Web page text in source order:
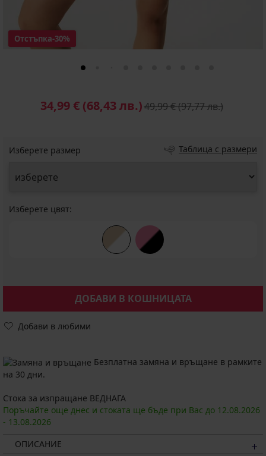
Отстъпка-30%
34,99 € (68,43 лв.)49,99 €(97,77 лв.)
Изберете размер Таблица с размери
Изберете цвят:
ДОБАВИ В КОШНИЦАТА
Добави в любими
Безплатна замяна и връщане в рамките
на 30 дни.
Стока за изпращане ВЕДНАГА
Поръчайте още днес и стоката ще бъде при Вас до 12.08.2026
- 13.08.2026
ОПИСАНИЕ